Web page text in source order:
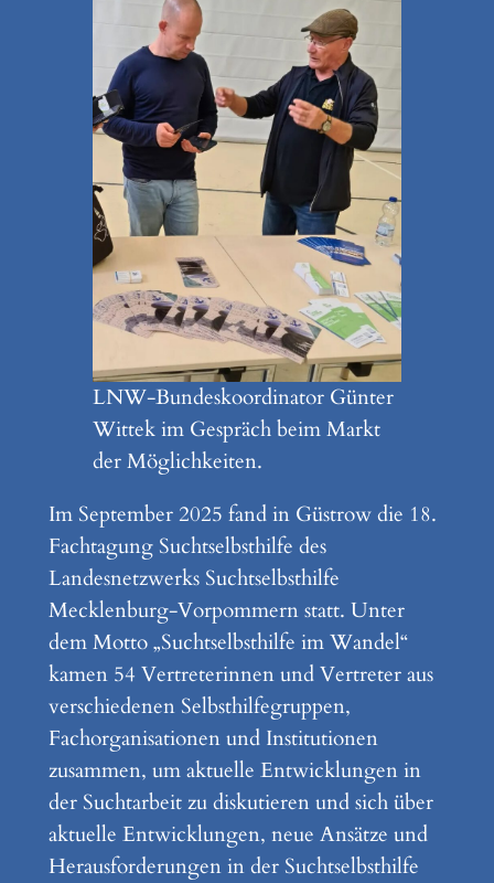
LNW-Bundeskoordinator Günter
Wittek im Gespräch beim Markt
der Möglichkeiten.
Im September 2025 fand in Güstrow die 18.
Fachtagung Suchtselbsthilfe des
Landesnetzwerks Suchtselbsthilfe
Mecklenburg-Vorpommern statt. Unter
dem Motto „Suchtselbsthilfe im Wandel“
kamen 54 Vertreterinnen und Vertreter aus
verschiedenen Selbsthilfegruppen,
Fachorganisationen und Institutionen
zusammen, um aktuelle Entwicklungen in
der Suchtarbeit zu diskutieren und sich über
aktuelle Entwicklungen, neue Ansätze und
Herausforderungen in der Suchtselbsthilfe